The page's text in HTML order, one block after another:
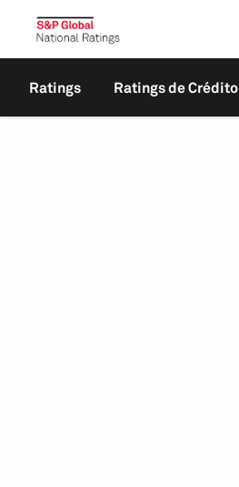
Ratings Ratings de Crédito